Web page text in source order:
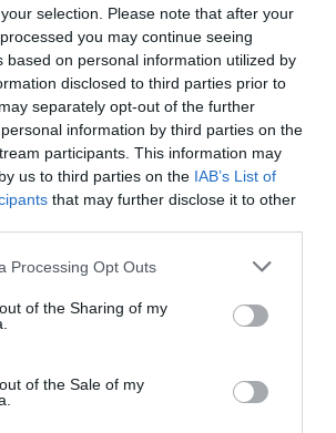
selection. Please note that after your
you may continue seeing
based on personal information utilized by
disclosed to third parties prior to
separately opt-out of the further
information by third parties on the
participants. This information may
us to third parties on the IAB’s List of
that may further disclose it to other
Processing Opt Outs
of the Sharing of my
of the Sale of my
ΕΩΣ:
Α: Η
13/03/2023
Πρώτα ο Θεός: Ο
Χριστόφορος
Ζαραλίκος στο
Θέατρο
Αριστοτέλειον